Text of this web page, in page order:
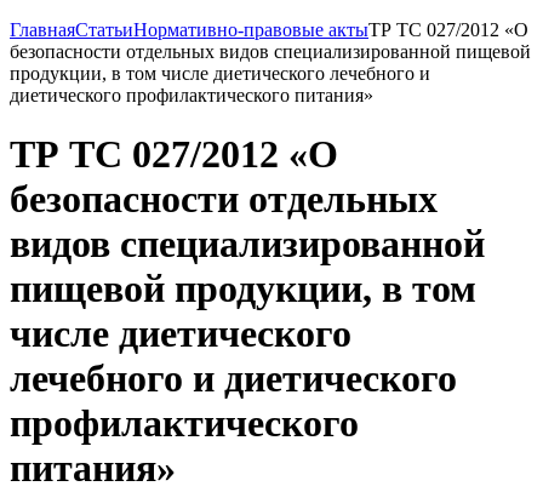
ГлавнаяСтатьиНормативно-правовые актыТР ТС 027/2012 «О
безопасности отдельных видов специализированной пищевой
продукции, в том числе диетического лечебного и
диетического профилактического питания»
ТР ТС 027/2012 «О
безопасности отдельных
видов специализированной
пищевой продукции, в том
числе диетического
лечебного и диетического
профилактического
питания»